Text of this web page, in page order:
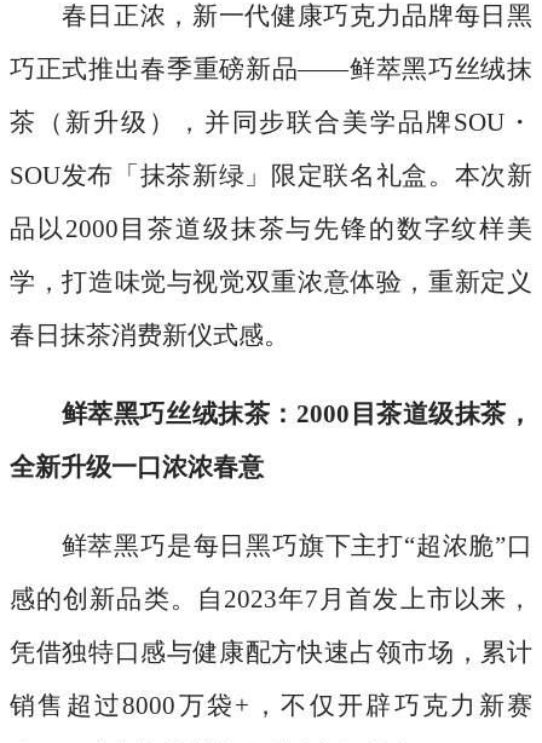
春日正浓，新一代健康巧克力品牌每日黑
巧正式推出春季重磅新品——鲜萃黑巧丝绒抹
茶（新升级），并同步联合美学品牌SOU・
SOU发布「抹茶新绿」限定联名礼盒。本次新
品以2000目茶道级抹茶与先锋的数字纹样美
学，打造味觉与视觉双重浓意体验，重新定义
春日抹茶消费新仪式感。
鲜萃黑巧丝绒抹茶： 2000目茶道级抹茶，
全新升级一口浓浓春意
鲜萃黑巧是每日黑巧旗下主打“超浓脆”口
感的创新品类。自2023年7月首发上市以来，
凭借独特口感与健康配方快速占领市场，累计
销售超过8000万袋+，不仅开辟巧克力新赛